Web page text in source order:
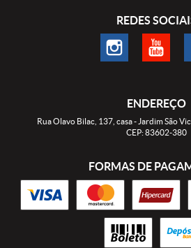
REDES
ENDEREÇO
Rua Olavo Bilac, 137, casa- Jardim São
CEP: 83602-380
FORMAS DE